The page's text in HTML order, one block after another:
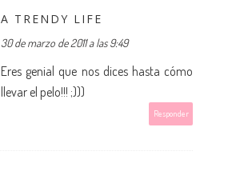
A TRENDY LIFE
30 de marzo de 2011 a las 9:49
Eres genial que nos dices hasta cómo
llevar el pelo!!! ;)))
Responder